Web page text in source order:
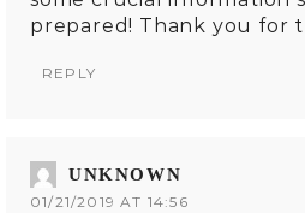
prepared! Thank you for
REPLY
UNKNOWN
01/21/2019 AT 14:56